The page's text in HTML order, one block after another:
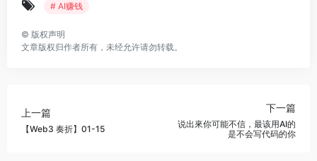
# AI赚钱
© 版权声明
文章版权归作者所有，未经允许请勿转载。
上一篇
【Web3 奏折】01-15
下一篇
说出來你可能不信，最该用AI的
是不会写代码的你